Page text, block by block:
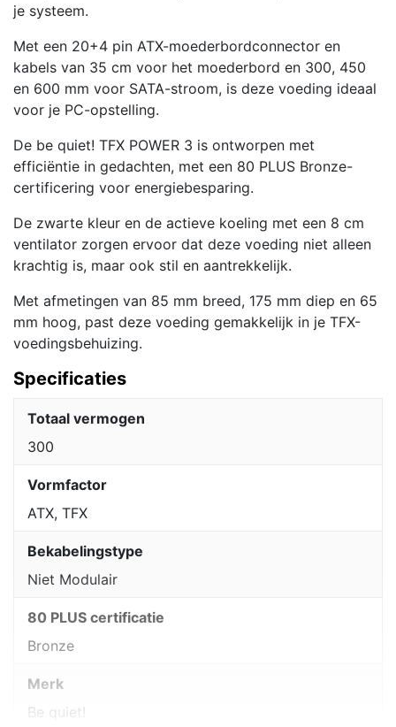
je systeem.
Met een 20+4 pin ATX-moederbordconnector en
kabels van 35 cm voor het moederbord en 300, 450
en 600 mm voor SATA-stroom, is deze voeding ideaal
voor je PC-opstelling.
De be quiet! TFX POWER 3 is ontworpen met
efficiëntie in gedachten, met een 80 PLUS Bronze-
certificering voor energiebesparing.
De zwarte kleur en de actieve koeling met een 8 cm
ventilator zorgen ervoor dat deze voeding niet alleen
krachtig is, maar ook stil en aantrekkelijk.
Met afmetingen van 85 mm breed, 175 mm diep en 65
mm hoog, past deze voeding gemakkelijk in je TFX-
voedingsbehuizing.
Specificaties
Totaal vermogen
300
Vormfactor
ATX, TFX
Bekabelingstype
Niet Modulair
80 PLUS certificatie
Bronze
Merk
Be quiet!